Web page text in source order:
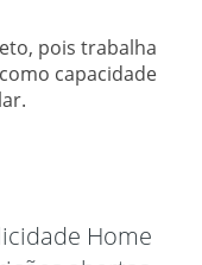
pois trabalha
capacidade
Home